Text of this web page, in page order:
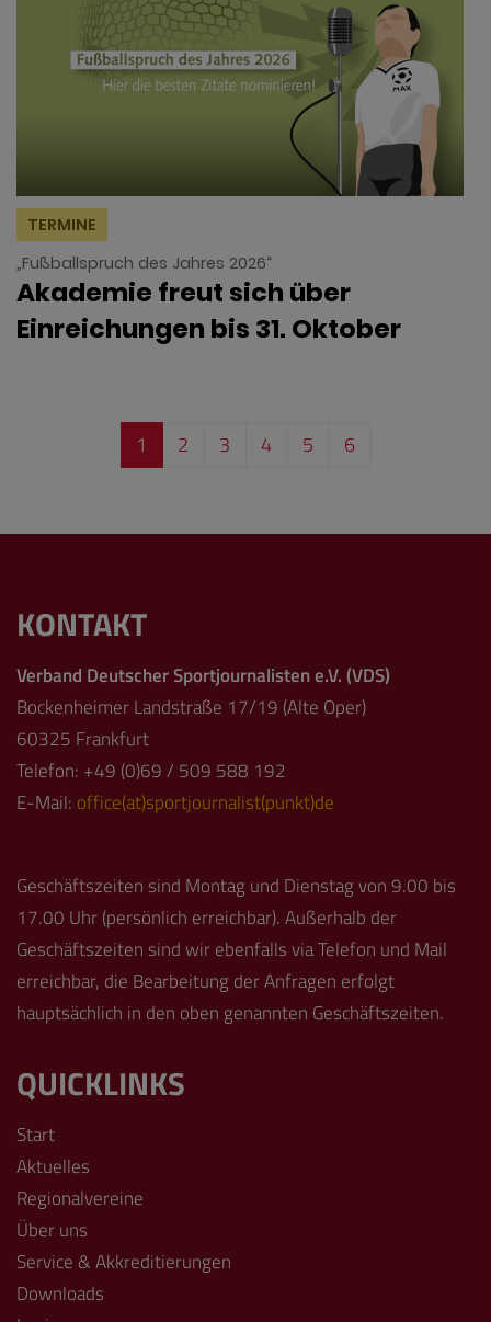
TERMINE
„Fußballspruch des Jahres 2026“
Akademie freut sich über
Einreichungen bis 31. Oktober
1 2 3 4 5 6
KONTAKT
Verband Deutscher Sportjournalisten e.V. (VDS)
Bockenheimer Landstraße 17/19 (Alte Oper)
60325 Frankfurt
Telefon: +49 (0)69 / 509 588 192
E-Mail: office(at)sportjournalist(punkt)de
Geschäftszeiten sind Montag und Dienstag von 9.00 bis
17.00 Uhr (persönlich erreichbar). Außerhalb der
Geschäftszeiten sind wir ebenfalls via Telefon und Mail
erreichbar, die Bearbeitung der Anfragen erfolgt
hauptsächlich in den oben genannten Geschäftszeiten.
QUICKLINKS
Start
Aktuelles
Regionalvereine
Über uns
Service & Akkreditierungen
Downloads